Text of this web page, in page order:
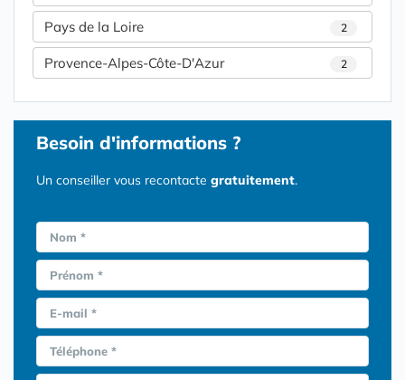
Pays de la Loire 2
Provence-Alpes-Côte-D'Azur 2
Besoin d'informations ?
Un conseiller vous recontacte gratuitement.
Nom *
Prénom *
E-mail *
Téléphone *